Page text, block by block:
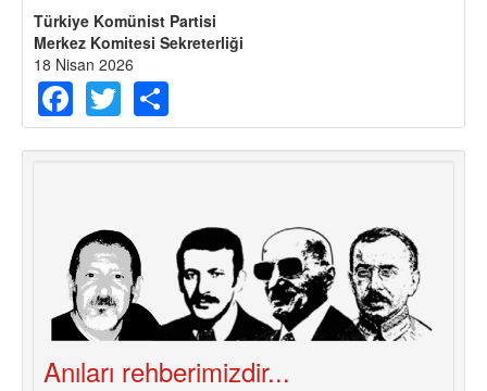
Türkiye Komünist Partisi
Merkez Komitesi Sekreterliği
18 Nisan 2026
Facebook
Twitter
Anıları rehberimizdir...